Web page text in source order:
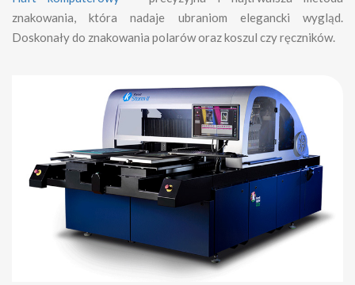
znakowania, która nadaje ubraniom elegancki wygląd.
Doskonały do znakowania polarów oraz koszul czy ręczników.